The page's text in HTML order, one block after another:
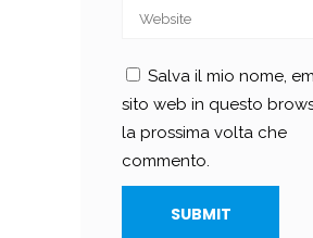
Salva il mio nome,
sito web in questo
la prossima volta che
commento.